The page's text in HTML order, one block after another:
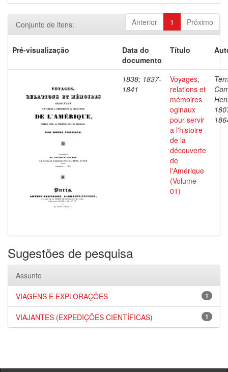
Anterior 1 Próximo
Conjunto de itens:
Pré-visualização
Data do
documento
Título
1838; 1837-
1841
Voyages,
relations et
mémoires
oginaux
pour servir
a l'histoire
de la
découverte
de
l'Amérique
(Volume
01)
Sugestões de pesquisa
Assunto
1
VIAGENS E EXPLORAÇÕES
1
VIAJANTES (EXPEDIÇÕES CIENTÍFICAS)